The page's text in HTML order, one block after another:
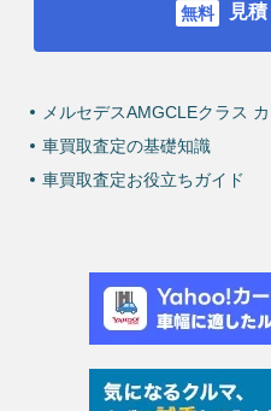
見
メルセデスAMGCLEクラス
車買取査定の基礎知識
車買取査定お役立ちガイド